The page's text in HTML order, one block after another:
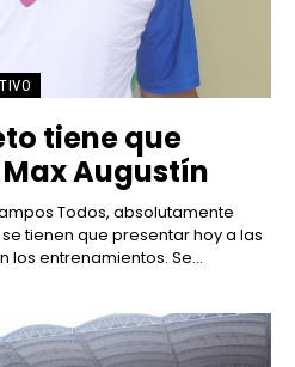
tiene que
Augustín
tienen que presentar hoy a las
los entrenamientos. Se...